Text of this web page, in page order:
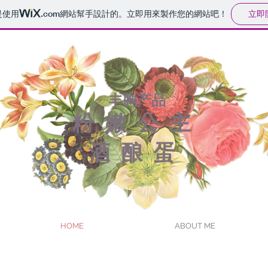
用 .com網站幫手設計的。立即用來製作您的網站吧！ 立即
​丰胸产品
粉嫩公主
酒酿蛋
HOME ABOUT ME